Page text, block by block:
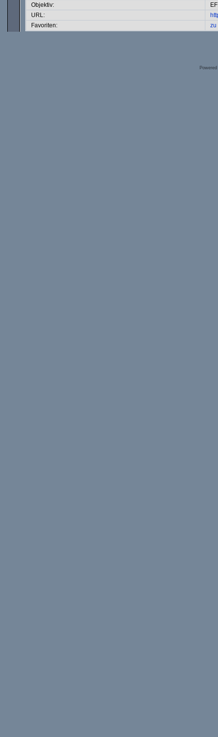
Objektiv:
URL:
Favoriten:
zu